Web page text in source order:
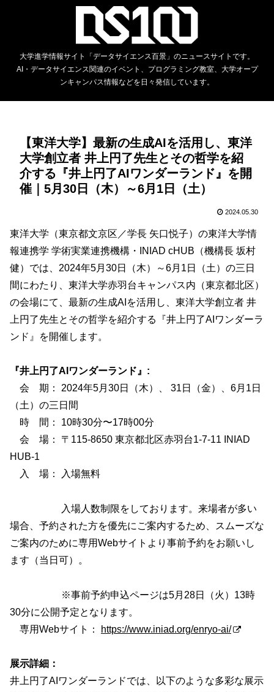
大学進学情報サイト「データサイエンス百景」のニュースサイトです。
AI・データサイエンス関連のイベント、プログラミング教室、大学オープ
ンキャンパス情報などを日々発信しています。
【東洋大学】最新の生成AIを活用し、東洋
大学創立者 井上円了先生とその哲学を紹
介する『井上円了AIワンダーランド』を開
催｜5月30日（木）～6月1日（土）
2024.05.30
東洋大学（東京都文京区／学長 矢口悦子）の東洋大学情
報連携学 学術実業連携機構・INIAD cHUB（機構長 坂村
健）では、2024年5月30日（木）～6月1日（土）の三日
間にわたり、東洋大学赤羽台キャンパス内（東京都北区）
の会場にて、最新の生成AIを活用し、東洋大学創立者 井
上円了先生とその哲学を紹介する『井上円了AIワンダーラ
ンド』を開催します。
『井上円了AIワンダーランド』:
会 期： 2024年5月30日（木）、 31日（金）、6月1日
（土）の三日間
時 間： 10時30分〜17時00分
会 場： 〒115-8650 東京都北区赤羽台1-7-11 INIAD
HUB-1
入 場： 入場無料
入場人数制限をしております。来場者が多い
場合、予約された方を優先にご案内するため、スムーズな
ご案内のために専用Webサイトより事前予約をお願いし
ます（当日可）。
※事前予約申込ページは5月28日（火）13時
30分に公開予定となります。
専用Webサイト：
https://www.iniad.org/enryo-ai/
展示詳細：
井上円了AIワンダーランドでは、以下のような多彩な展示